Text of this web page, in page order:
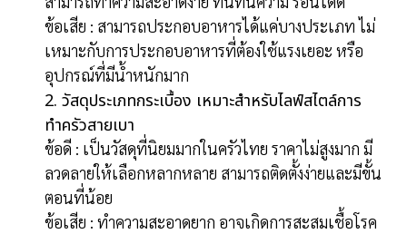
ข้อเสีย : สามารถประกอบอาหารได้แค่บางประเภท ไม่
เหมาะกับการประกอบอาหารที่ต้องใช้แรงเยอะ หรือ
อุปกรณ์ที่มีน้ำหนักมาก
2. วัสดุประเภทกระเบื้อง เหมาะสำหรับไลฟ์สไตล์การ
ทำครัวสายเบา
ข้อดี : เป็นวัสดุที่นิยมมากในครัวไทย ราคาไม่สูงมาก มี
ลวดลายให้เลือกหลากหลาย สามารถติดตั้งง่ายและมีขั้น
ตอนที่น้อย
ข้อเสีย : ทำความสะอาดยาก อาจเกิดการสะสมเชื้อโรค